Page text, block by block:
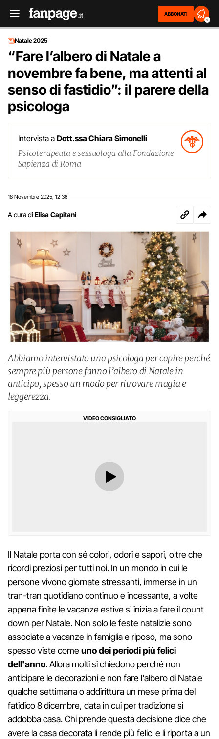
ABBONATI
2
Natale 2025
“Fare l’albero di Natale a
novembre fa bene, ma attenti al
senso di fastidio”: il parere della
psicologa
Intervista a Dott.ssa Chiara Simonelli
Psicoterapeuta e sessuologa alla Fondazione
Sapienza di Roma
18 Novembre 2025 12:36
A cura di Elisa Capitani
Abbiamo intervistato una psicologa per capire perché
sempre più persone fanno l’albero di Natale in
anticipo, spesso un modo per ritrovare magia e
leggerezza.
VIDEO CONSIGLIATO
Il Natale porta con sé colori, odori e sapori, oltre che
ricordi preziosi per tutti noi. In un mondo in cui le
persone vivono giornate stressanti, immerse in un
tran-tran quotidiano continuo e incessante, a volte
appena finite le vacanze estive si inizia a fare il count
down per Natale. Non solo le feste natalizie sono
associate a vacanze in famiglia e riposo, ma sono
spesso viste comeuno dei periodi più felici
dell'anno. Allora molti si chiedono perché non
anticipare le decorazioni e non fare l'albero di Natale
qualche settimana o addirittura un mese prima del
fatidico 8 dicembre, data in cui per tradizione si
addobba casa. Chi prende questa decisione dice che
avere la casa decorata li rende più felici e li riporta a un